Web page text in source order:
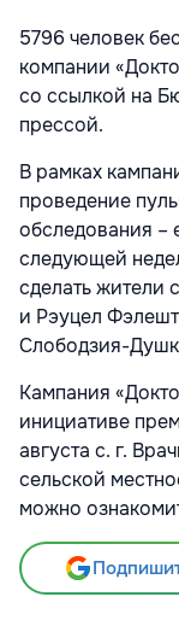
5796 человек
компании
со ссылкой на
прессой.
В рамках
проведение
обследования –
следующей
сделать жители
и Рэуцел
Слободзия-
Кампания
инициативе
августа с. г.
сельской
можно